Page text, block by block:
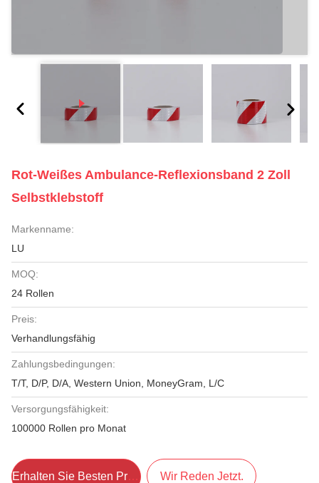
Rot-Weißes Ambulance-Reflexionsband 2 Zoll
Selbstklebstoff
Markenname:
LU
MOQ:
24 Rollen
Preis:
Verhandlungsfähig
Zahlungsbedingungen:
T/T, D/P, D/A, Western Union, MoneyGram, L/C
Versorgungsfähigkeit:
100000 Rollen pro Monat
Erhalten Sie Besten Preis Wir Reden Jetzt.